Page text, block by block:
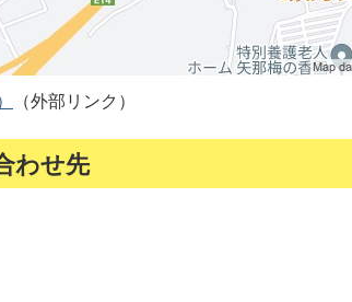
（外部リンク）
わせ先